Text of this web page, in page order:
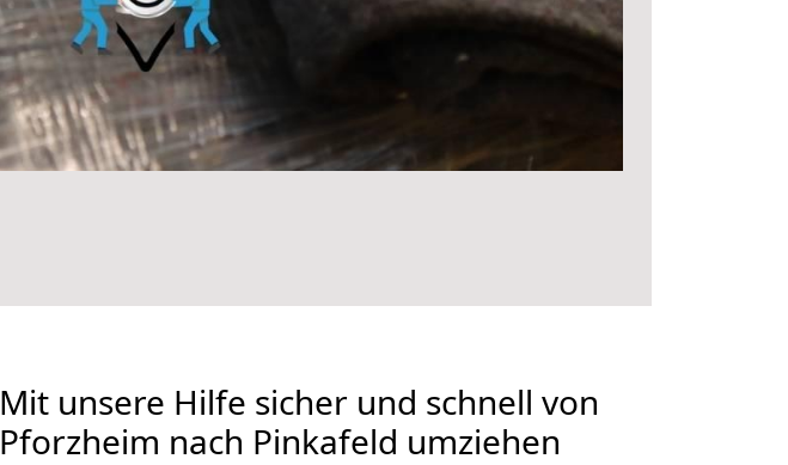
Mit unsere Hilfe sicher und schnell von
Pforzheim nach Pinkafeld umziehen